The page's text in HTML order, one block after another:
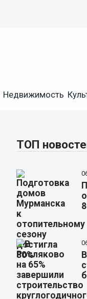
Недвижимость
ТОП